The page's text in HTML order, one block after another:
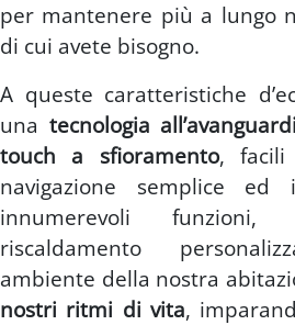
per mantenere più a lungo
di cui avete bisogno.
A queste caratteristiche
una tecnologia
touch a sfioramento, facili
navigazione semplice ed
innumerevoli
riscaldamento
ambiente della nostra
nostri ritmi di vita,